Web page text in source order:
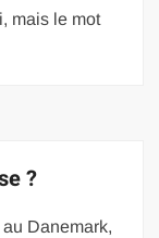
mais le mot
?
Danemark,